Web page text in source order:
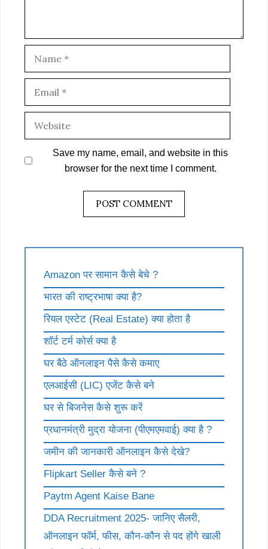
Save my name, email, and website in this
browser for the next time I comment.
Amazon पर सामान कैसे बेचे ?
भारत की राष्ट्रभाषा क्या है?
रियल एस्टेट (Real Estate) क्या होता है
शॉर्ट टर्म कोर्स क्या है
घर बैठे ऑनलाइन पैसे कैसे कमाए
एलआईसी (LIC) एजेंट कैसे बने
घर से बिजनेस कैसे शुरू करें
प्रधानमंत्री मुद्रा योजना (पीएमएमवाई) क्या है ?
जमीन की जानकारी ऑनलाइन कैसे देखे?
Flipkart Seller कैसे बने ?
Paytm Agent Kaise Bane
DDA Recruitment 2025- जानिए सैलरी,
ऑनलाइन फॉर्म, फीस, कौन-कौन से पद होंगे खाली